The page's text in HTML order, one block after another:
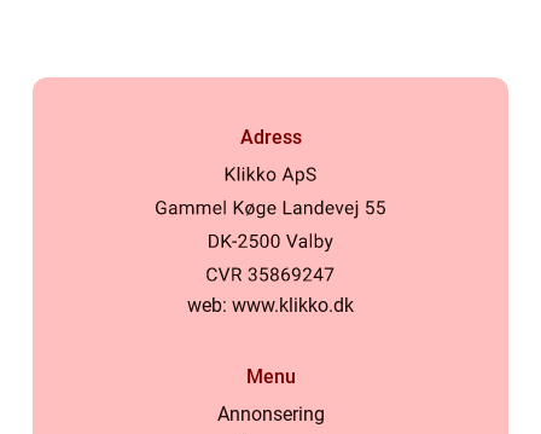
Adress
web: www.klikko.dk
Menu
Annonsering